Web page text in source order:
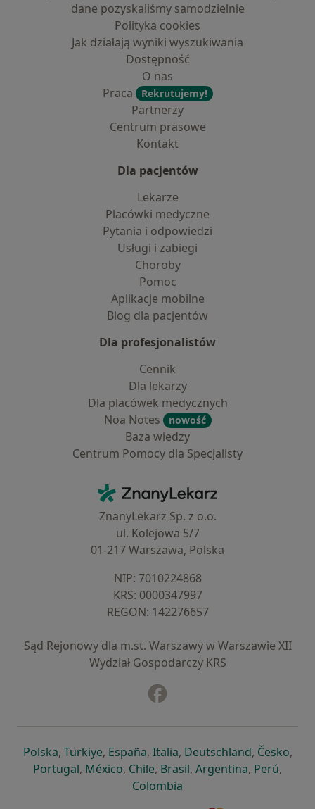
dane pozyskaliśmy samodzielnie
Polityka cookies
Jak działają wyniki wyszukiwania
Dostępność
O nas
Praca
Rekrutujemy!
Partnerzy
Centrum prasowe
Kontakt
Dla pacjentów
Lekarze
Placówki medyczne
Pytania i odpowiedzi
Usługi i zabiegi
Choroby
Pomoc
Aplikacje mobilne
Blog dla pacjentów
Dla profesjonalistów
Cennik
Dla lekarzy
Dla placówek medycznych
Noa Notes
nowość
Baza wiedzy
Centrum Pomocy dla Specjalisty
ZnanyLekarz - Strona główna
ZnanyLekarz Sp. z o.o.
ul. Kolejowa 5/7
01-217 Warszawa, Polska
NIP: ⁠7010224868
KRS: ⁠0000347997
REGON: ⁠142276657
Sąd Rejonowy dla m.st. Warszawy w Warszawie XII
Wydział Gospodarczy KRS
Polskaotwiera się w nowej karcie
, Türkiyeotwiera się w nowej karcie
, Españaotwiera się w nowej karcie
, Italiaotwiera się w nowej
, Deutschlandotwiera się
, Česko,
Portugalotwiera się w nowej karcie
, Méxicootwiera się w nowej karcie
, Chileotwiera się w nowej karcie
, Brasilotwiera się w nowej
, Argentinaotwiera się
, Perú,
Colombia